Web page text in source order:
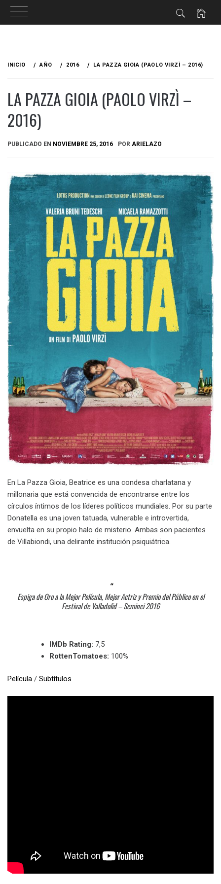
INICIO AÑO 2016 LA PAZZA GIOIA (PAOLO VIRZÌ – 2016)
LA PAZZA GIOIA (PAOLO VIRZÌ –
2016)
PUBLICADO EN NOVIEMBRE 25, 2016 POR ARIELAZO
En La Pazza Gioia, Beatrice es una condesa charlatana y
millonaria que está convencida de encontrarse entre los
círculos íntimos de los líderes políticos mundiales. Por su parte
Donatella es una joven tatuada, vulnerable e introvertida,
envuelta en su propio halo de misterio. Ambas son pacientes
de Villabiondi, una delirante institución psiquiátrica.
Espiga de Oro a la Mejor Película, Mejor Actriz y Premio del Público en el
Festival de Valladolid – Seminci 2016
IMDb Rating: 7,5
RottenTomatoes: 100%
Película / Subtítulos